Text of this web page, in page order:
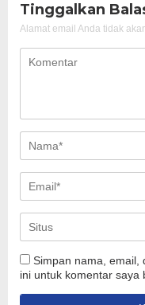
Tinggalkan
Alamat email Anda tidak
Simpan nama, email,
ini untuk komentar saya